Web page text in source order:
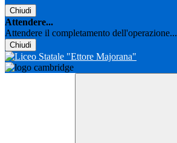
Chiudi
Attendere...
Attendere il completamento dell'operazione...
Chiudi